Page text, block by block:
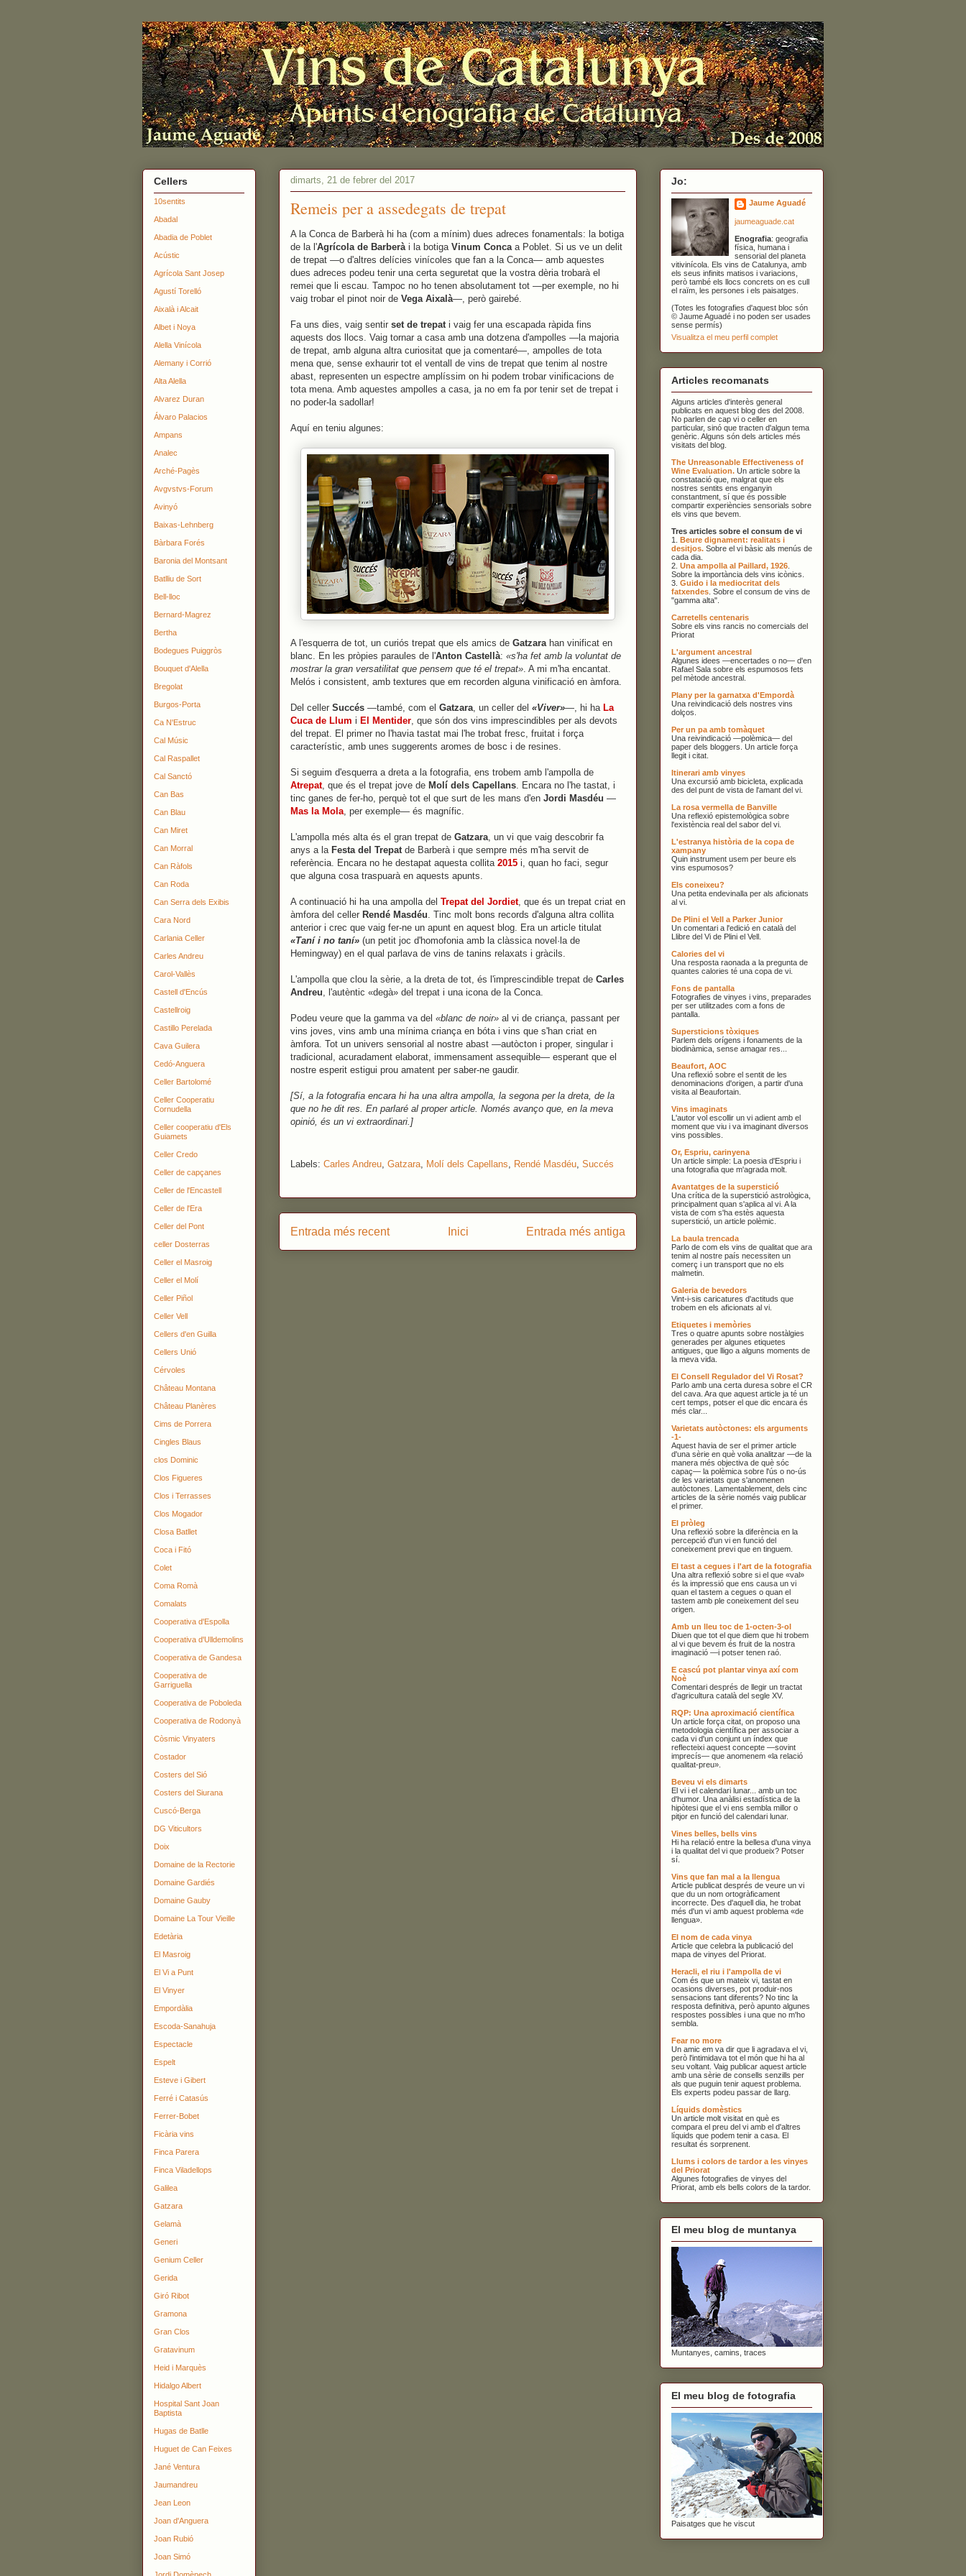
dimarts, 21 de febrer del 2017
Remeis per a assedegats de trepat
A la Conca de Barberà hi ha (com a mínim) dues adreces fonamentals: la botiga
de la l'Agrícola de Barberài la botiga Vinum Concaa Poblet. Si us ve un delit
de trepat —o d'altres delícies vinícoles que fan a la Conca— amb aquestes
dues adreces podeu tenir una certa seguretat que la vostra dèria trobarà el
remei que li escau. Tampoc no ho tenen absolutament tot —per exemple, no hi
vaig trobar el pinot noir de Vega Aixalà—, però gairebé.
Fa uns dies, vaig sentir set de trepati vaig fer una escapada ràpida fins
aquests dos llocs. Vaig tornar a casa amb una dotzena d'ampolles —la majoria
de trepat, amb alguna altra curiositat que ja comentaré—, ampolles de tota
mena que, sense exhaurir tot el ventall de vins de trepat que tenim al nostre
abast, representen un espectre amplíssim on hi podem trobar vinificacions de
tota mena. Amb aquestes ampolles a casa, ja no em fa por tenir set de trepat i
no poder-la sadollar!
Aquí en teniu algunes:
A l'esquerra de tot, un curiós trepat que els amics de Gatzara han vinificat en
blanc. En les pròpies paraules de l'Anton Castellà: «s'ha fet amb la voluntat de
mostrar la gran versatilitat que pensem que té el trepat». A mi m'ha encantat.
Melós i consistent, amb textures que em recorden alguna vinificació en àmfora.
Del celler Succés —també, com el Gatzara, un celler del «Viver»—, hi ha La
Cuca de Llum i El Mentider, que són dos vins imprescindibles per als devots
del trepat. El primer no l'havia tastat mai l'he trobat fresc, fruitat i força
característic, amb unes suggerents aromes de bosc i de resines.
Si seguim d'esquerra a dreta a la fotografia, ens trobem amb l'ampolla de
Atrepat, que és el trepat jove de Molí dels Capellans. Encara no l'he tastat, i
tinc ganes de fer-ho, perquè tot el que surt de les mans d'en Jordi Masdéu —
Mas la Mola, per exemple— és magnífic.
L'ampolla més alta és el gran trepat de Gatzara, un vi que vaig descobrir fa
anys a la Festa del Trepatde Barberà i que sempre més m'ha servit de
referència. Encara no he destapat aquesta collita 2015 i, quan ho faci, segur
que alguna cosa traspuarà en aquests apunts.
A continuació hi ha una ampolla del Trepat del Jordiet, que és un trepat criat en
àmfora del celler Rendé Masdéu. Tinc molt bons records d'alguna altra collita
anterior i crec que vaig fer-ne un apunt en aquest blog. Era un article titulat
«Taní i no taní» (un petit joc d'homofonia amb la clàssica novel·la de
Hemingway) en el qual parlava de vins de tanins relaxats i gràcils.
L'ampolla que clou la sèrie, a la dreta de tot, és l'imprescindible trepat de Carles
Andreu, l'autèntic «degà» del trepat i una icona de la Conca.
Podeu veure que la gamma va del «blanc de noir» al vi de criança, passant per
vins joves, vins amb una mínima criança en bóta i vins que s'han criat en
àmfora. Tot un univers sensorial al nostre abast —autòcton i proper, singular i
tradicional, acuradament elaborat, immensament assequible— esperant que el
nostre esperit estigui prou amatent per saber-ne gaudir.
[Sí, a la fotografia encara hi ha una altra ampolla, la segona per la dreta, de la
que no he dit res. En parlaré al proper article. Només avanço que, en la meva
opinió, és un vi extraordinari.]
Labels: Carles Andreu Gatzara Molí dels Capellans Rendé Masdéu Succés
Entrada més recent Entrada més antiga
Inici
Cellers
10sentits
Abadal
Abadia de Poblet
Acústic
Agrícola Sant Josep
Agustí Torelló
Aixalà i Alcait
Albet i Noya
Alella Vinícola
Alemany i Corrió
Alta Alella
Alvarez Duran
Álvaro Palacios
Ampans
Analec
Arché-Pagès
Avgvstvs-Forum
Avinyó
Baixas-Lehnberg
Bàrbara Forés
Baronia del Montsant
Batlliu de Sort
Bell-lloc
Bernard-Magrez
Bertha
Bodegues Puiggròs
Bouquet d'Alella
Bregolat
Burgos-Porta
Ca N'Estruc
Cal Músic
Cal Raspallet
Cal Sanctó
Can Bas
Can Blau
Can Miret
Can Morral
Can Ràfols
Can Roda
Can Serra dels Exibis
Cara Nord
Carlania Celler
Carles Andreu
Carol-Vallès
Castell d'Encús
Castellroig
Castillo Perelada
Cava Guilera
Cedó-Anguera
Celler Bartolomé
Celler Cooperatiu
Cornudella
Celler cooperatiu d'Els
Guiamets
Celler Credo
Celler de capçanes
Celler de l'Encastell
Celler de l'Era
Celler del Pont
celler Dosterras
Celler el Masroig
Celler el Molí
Celler Piñol
Celler Vell
Cellers d'en Guilla
Cellers Unió
Cérvoles
Château Montana
Château Planères
Cims de Porrera
Cingles Blaus
clos Dominic
Clos Figueres
Clos i Terrasses
Clos Mogador
Closa Batllet
Coca i Fitó
Colet
Coma Romà
Comalats
Cooperativa d'Espolla
Cooperativa d'Ulldemolins
Cooperativa de Gandesa
Cooperativa de
Garriguella
Cooperativa de Poboleda
Cooperativa de Rodonyà
Còsmic Vinyaters
Costador
Costers del Sió
Costers del Siurana
Cuscó-Berga
DG Viticultors
Doix
Domaine de la Rectorie
Domaine Gardiés
Domaine Gauby
Domaine La Tour Vieille
Edetària
El Masroig
El Vi a Punt
El Vinyer
Empordàlia
Escoda-Sanahuja
Espectacle
Espelt
Esteve i Gibert
Ferré i Catasús
Ferrer-Bobet
Ficària vins
Finca Parera
Finca Viladellops
Galilea
Gatzara
Gelamà
Generi
Genium Celler
Gerida
Giró Ribot
Gramona
Gran Clos
Gratavinum
Heid i Marquès
Hidalgo Albert
Hospital Sant Joan
Baptista
Hugas de Batlle
Huguet de Can Feixes
Jané Ventura
Jaumandreu
Jean Leon
Joan d'Anguera
Joan Rubió
Joan Simó
Jo:
Jaume Aguadé
jaumeaguade.cat
Enografia: geografia
física, humana i
sensorial del planeta
vitivinícola. Els vins de Catalunya, amb
els seus infinits matisos i variacions,
però també els llocs concrets on es cull
el raïm, les persones i els paisatges.
(Totes les fotografies d'aquest bloc són
© Jaume Aguadé i no poden ser usades
sense permís)
Visualitza el meu perfil complet
Articles recomanats
Alguns articles d'interès general
publicats en aquest blog des del 2008.
No parlen de cap vi o celler en
particular, sinó que tracten d'algun tema
genèric. Alguns són dels articles més
visitats del blog.
The Unreasonable Effectiveness of
Wine Evaluation. Un article sobre la
constatació que, malgrat que els
nostres sentits ens enganyin
constantment, sí que és possible
compartir experiències sensorials sobre
els vins que bevem.
Tres articles sobre el consum de vi
1. Beure dignament: realitats i
desitjos. Sobre el vi bàsic als menús de
cada dia.
2. Una ampolla al Paillard, 1926
Sobre la importància dels vins icònics.
3. Guido i la mediocritat dels
fatxendes . Sobre el consum de vins de
"gamma alta".
Carretells centenaris
Sobre els vins rancis no comercials del
Priorat
L'argument ancestral
Algunes idees —encertades o no— d'en
Rafael Sala sobre els espumosos fets
pel mètode ancestral.
Plany per la garnatxa d'Empordà
Una reivindicació dels nostres vins
dolços.
Per un pa amb tomàquet
Una reivindicació —polèmica— del
paper dels bloggers. Un article força
llegit i citat.
Itinerari amb vinyes
Una excursió amb bicicleta, explicada
des del punt de vista de l'amant del vi.
La rosa vermella de Banville
Una reflexió epistemològica sobre
l'existència real del sabor del vi.
L'estranya història de la copa de
xampany
Quin instrument usem per beure els
vins espumosos?
Els coneixeu?
Una petita endevinalla per als aficionats
al vi.
De Plini el Vell a Parker Junior
Un comentari a l'edició en català del
Llibre del Vi de Plini el Vell.
Calories del vi
Una resposta raonada a la pregunta de
quantes calories té una copa de vi.
Fons de pantalla
Fotografies de vinyes i vins, preparades
per ser utilitzades com a fons de
pantalla.
Supersticions tòxiques
Parlem dels orígens i fonaments de la
biodinàmica, sense amagar res...
Beaufort, AOC
Una reflexió sobre el sentit de les
denominacions d'origen, a partir d'una
visita al Beaufortain.
Vins imaginats
L'autor vol escollir un vi adient amb el
moment que viu i va imaginant diversos
vins possibles.
Or, Espriu, carinyena
Un article simple: La poesia d'Espriu i
una fotografia que m'agrada molt.
Avantatges de la superstició
Una crítica de la superstició astrològica,
principalment quan s'aplica al vi. A la
vista de com s'ha estès aquesta
superstició, un article polèmic.
La baula trencada
Parlo de com els vins de qualitat que ara
tenim al nostre país necessiten un
comerç i un transport que no els
malmetin.
Galeria de bevedors
Vint-i-sis caricatures d'actituds que
trobem en els aficionats al vi.
Etiquetes i memòries
Tres o quatre apunts sobre nostàlgies
generades per algunes etiquetes
antigues, que lligo a alguns moments de
la meva vida.
El Consell Regulador del Vi Rosat?
Parlo amb una certa duresa sobre el CR
del cava. Ara que aquest article ja té un
cert temps, potser el que dic encara és
més clar...
Varietats autòctones: els arguments
-1-
Aquest havia de ser el primer article
d'una sèrie en què volia analitzar —de la
manera més objectiva de què sóc
capaç— la polèmica sobre l'ús o no-ús
de les varietats que s'anomenen
autòctones. Lamentablement, dels cinc
articles de la sèrie només vaig publicar
el primer.
El pròleg
Una reflexió sobre la diferència en la
percepció d'un vi en funció del
coneixement previ que en tinguem.
El tast a cegues i l'art de la fotografia
Una altra reflexió sobre si el que «val»
és la impressió que ens causa un vi
quan el tastem a cegues o quan el
tastem amb ple coneixement del seu
origen.
Amb un lleu toc de 1-octen-3-ol
Diuen que tot el que diem que hi trobem
al vi que bevem és fruit de la nostra
imaginació —i potser tenen raó.
E cascú pot plantar vinya axí com
Noè
Comentari després de llegir un tractat
d'agricultura català del segle XV.
RQP: Una aproximació científica
Un article força citat, on proposo una
metodologia científica per associar a
cada vi d'un conjunt un índex que
reflecteixi aquest concepte —sovint
imprecís— que anomenem «la relació
qualitat-preu».
Beveu vi els dimarts
El vi i el calendari lunar... amb un toc
d'humor. Una anàlisi estadística de la
hipòtesi que el vi ens sembla millor o
pitjor en funció del calendari lunar.
Vines belles, bells vins
Hi ha relació entre la bellesa d'una vinya
i la qualitat del vi que produeix? Potser
sí.
Vins que fan mal a la llengua
Article publicat després de veure un vi
que du un nom ortogràficament
incorrecte. Des d'aquell dia, he trobat
més d'un vi amb aquest problema «de
llengua».
El nom de cada vinya
Article que celebra la publicació del
mapa de vinyes del Priorat.
Heracli, el riu i l'ampolla de vi
Com és que un mateix vi, tastat en
ocasions diverses, pot produir-nos
sensacions tant diferents? No tinc la
resposta definitiva, però apunto algunes
respostes possibles i una que no m'ho
sembla.
Fear no more
Un amic em va dir que li agradava el vi,
però l'intimidava tot el món que hi ha al
seu voltant. Vaig publicar aquest article
amb una sèrie de consells senzills per
als que puguin tenir aquest problema.
Els experts podeu passar de llarg.
Líquids domèstics
Un article molt visitat en què es
compara el preu del vi amb el d'altres
líquids que podem tenir a casa. El
resultat és sorprenent.
Llums i colors de tardor a les vinyes
del Priorat
Algunes fotografies de vinyes del
Priorat, amb els bells colors de la tardor.
El meu blog de muntanya
Muntanyes, camins, traces
El meu blog de fotografia
Paisatges que he viscut